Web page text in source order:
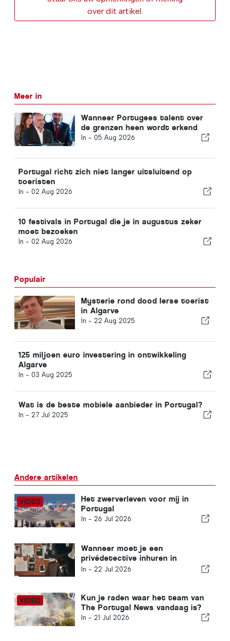
over dit artikel.
Meer in
Wanneer Portugees talent over
de grenzen heen wordt erkend
In - 05 Aug 2026
Portugal richt zich niet langer uitsluitend op
toeristen
In - 02 Aug 2026
10 festivals in Portugal die je in augustus zeker
moet bezoeken
In - 02 Aug 2026
Populair
Mysterie rond dood Ierse toerist
in Algarve
In - 22 Aug 2025
125 miljoen euro investering in ontwikkeling
Algarve
In - 03 Aug 2025
Wat is de beste mobiele aanbieder in Portugal?
In - 27 Jul 2025
Andere artikelen
Het zwerverleven voor mij in
Portugal
In - 26 Jul 2026
Wanneer moet je een
privédetective inhuren in
Portugal? Vijf situaties waarin
In - 22 Jul 2026
Kun je raden waar het team van
The Portugal News vandaag is?
In - 21 Jul 2026